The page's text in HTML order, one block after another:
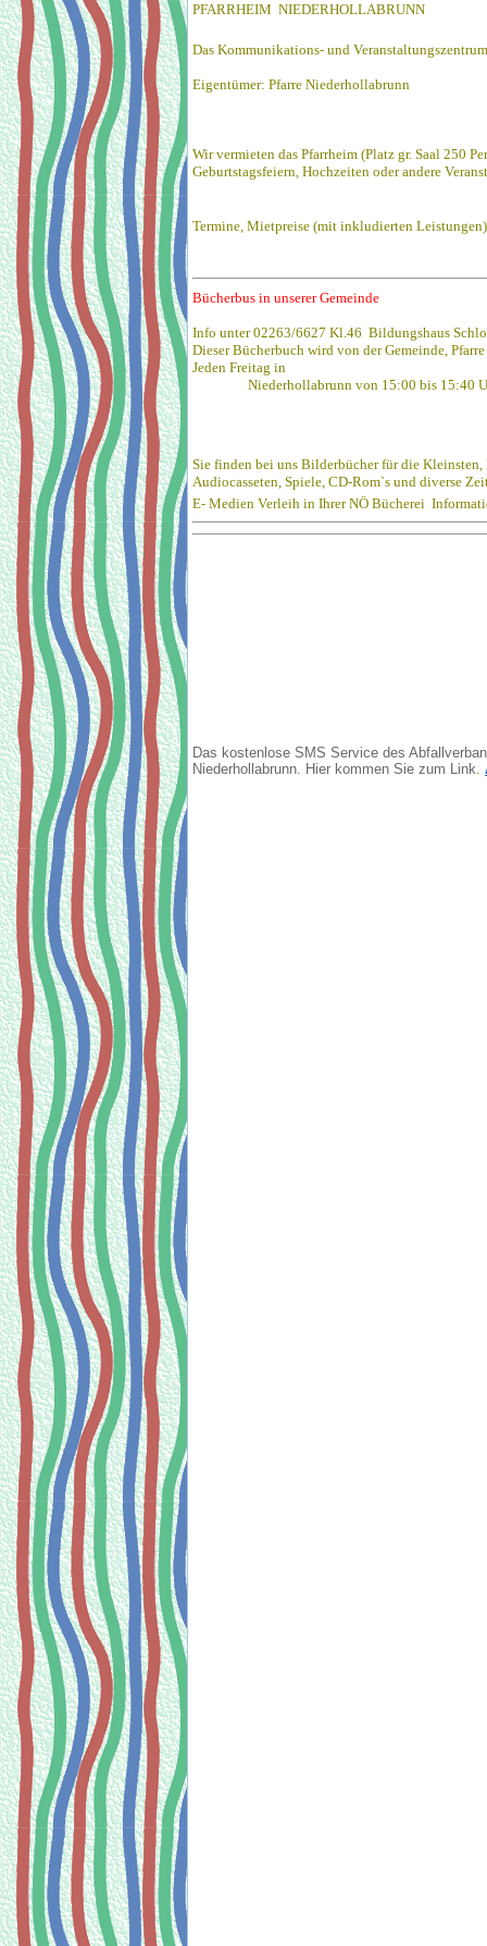
PFARRHEIM NIEDERHOLLABRUNN
Das Kommunikations- und
Eigentümer: Pfarre Niederhollabrunn
Wir vermieten das Pfarrheim (Platz gr. Saal 250
Geburtstagsfeiern, Hochzeiten oder andere
Termine, Mietpreise (mit inkludierten
Bücherbus in unserer Gemeinde
Info unter 02263/6627 Kl.46 Bildungshaus
Dieser Bücherbuch wird von der Gemeinde,
Jeden Freitag in
Niederhollabrunn von 15:00 bis 15:40
Sie finden bei uns Bilderbücher für die Kleinsten,
Audiocasseten, Spiele, CD-Rom`s und diverse
E- Medien Verleih in Ihrer NÖ Bücherei
Das kostenlose SMS Service des
Niederhollabrunn. Hier kommen Sie zum Link